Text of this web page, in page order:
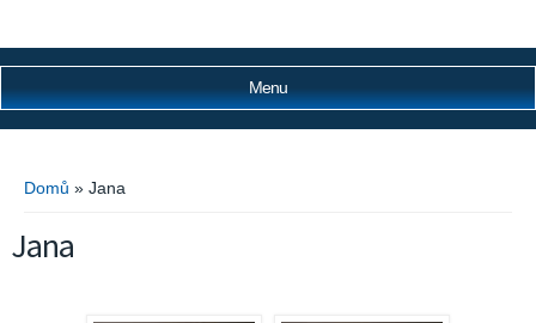
Menu
Domů » Jana
Jana